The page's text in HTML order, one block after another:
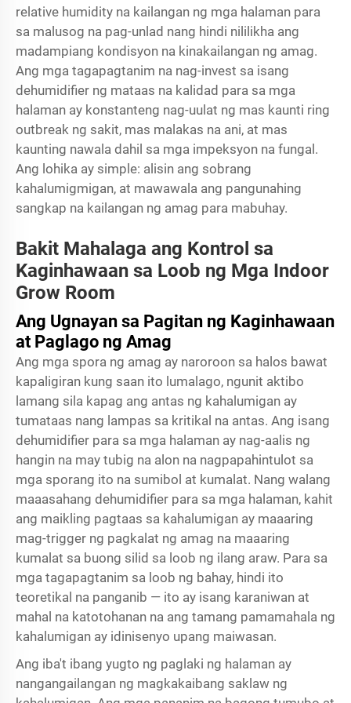
relative humidity na kailangan ng mga halaman para
sa malusog na pag-unlad nang hindi nililikha ang
madampiang kondisyon na kinakailangan ng amag.
Ang mga tagapagtanim na nag-invest sa isang
dehumidifier ng mataas na kalidad para sa mga
halaman ay konstanteng nag-uulat ng mas kaunti ring
outbreak ng sakit, mas malakas na ani, at mas
kaunting nawala dahil sa mga impeksyon na fungal.
Ang lohika ay simple: alisin ang sobrang
kahalumigmigan, at mawawala ang pangunahing
sangkap na kailangan ng amag para mabuhay.
Bakit Mahalaga ang Kontrol sa
Kaginhawaan sa Loob ng Mga Indoor
Grow Room
Ang Ugnayan sa Pagitan ng Kaginhawaan
at Paglago ng Amag
Ang mga spora ng amag ay naroroon sa halos bawat
kapaligiran kung saan ito lumalago, ngunit aktibo
lamang sila kapag ang antas ng kahalumigan ay
tumataas nang lampas sa kritikal na antas. Ang isang
dehumidifier para sa mga halaman ay nag-aalis ng
hangin na may tubig na alon na nagpapahintulot sa
mga sporang ito na sumibol at kumalat. Nang walang
maaasahang dehumidifier para sa mga halaman, kahit
ang maikling pagtaas sa kahalumigan ay maaaring
mag-trigger ng pagkalat ng amag na maaaring
kumalat sa buong silid sa loob ng ilang araw. Para sa
mga tagapagtanim sa loob ng bahay, hindi ito
teoretikal na panganib — ito ay isang karaniwan at
mahal na katotohanan na ang tamang pamamahala ng
kahalumigan ay idinisenyo upang maiwasan.
Ang iba't ibang yugto ng paglaki ng halaman ay
nangangailangan ng magkakaibang saklaw ng